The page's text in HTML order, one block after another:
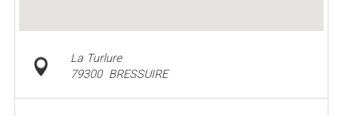
La Turlure
79300 BRESSUIRE